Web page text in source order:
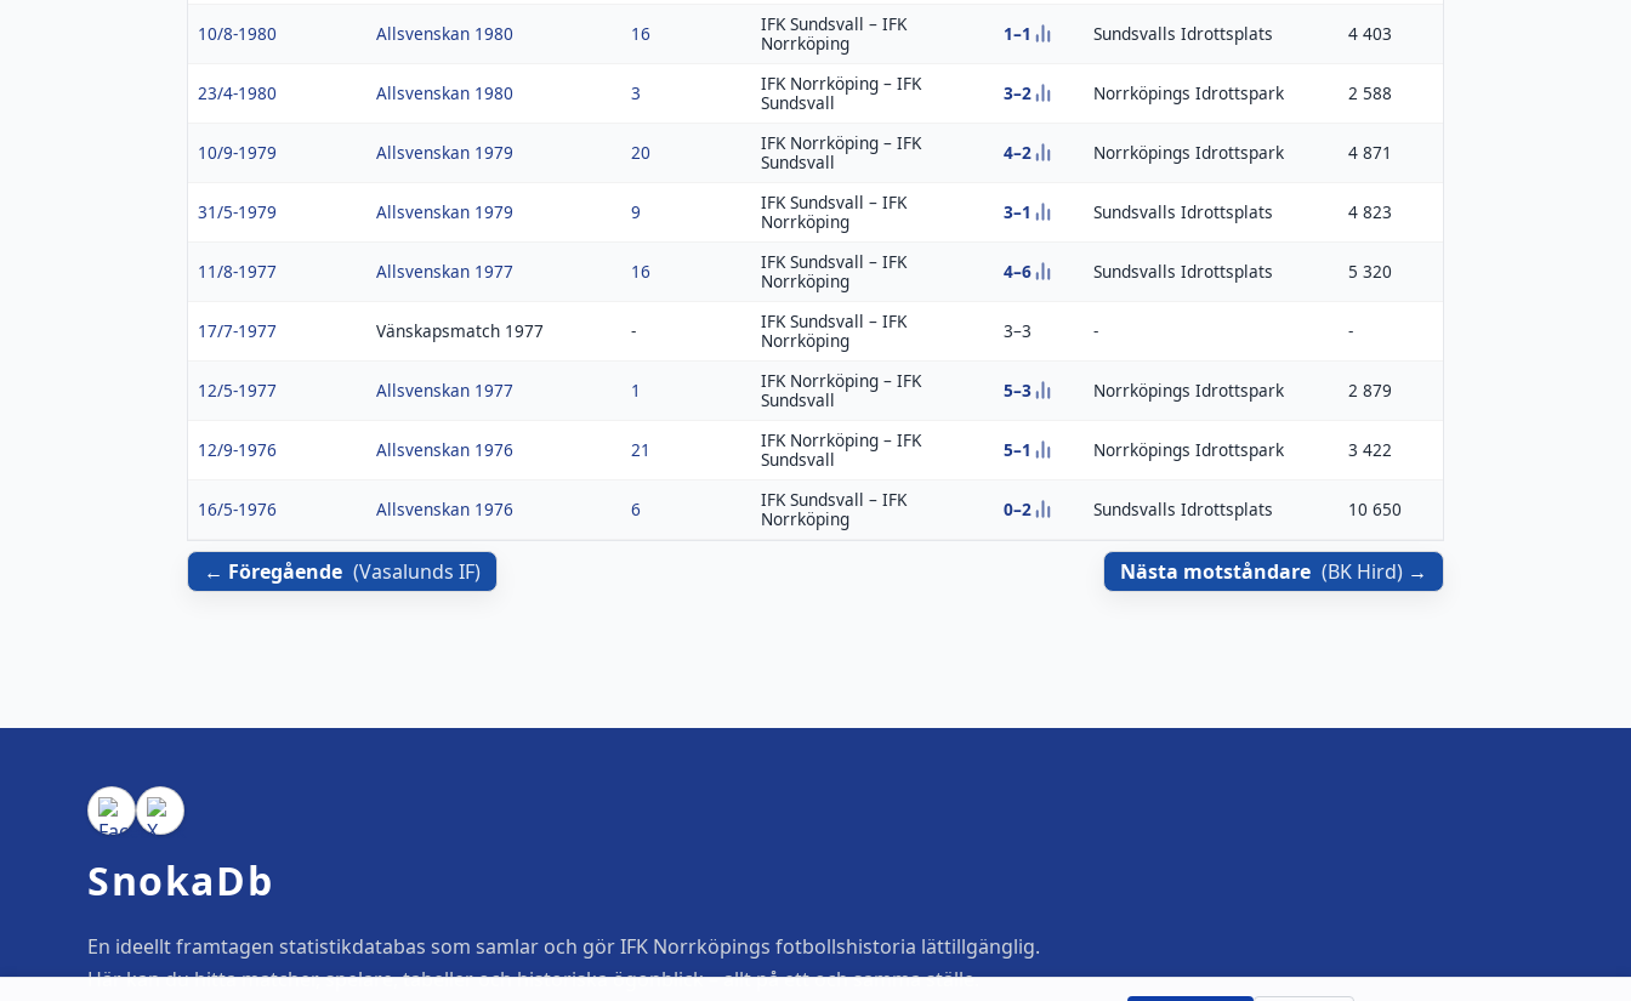
10/8-1980 Allsvenskan 1980 16 IFK Sundsvall – IFK
Norrköping
1–1 Sundsvalls Idrottsplats 4 403
23/4-1980 Allsvenskan 1980 3 IFK Norrköping – IFK
Sundsvall
3–2 Norrköpings Idrottspark 2 588
10/9-1979 Allsvenskan 1979 20 IFK Norrköping – IFK
Sundsvall
4–2 Norrköpings Idrottspark 4 871
31/5-1979 Allsvenskan 1979 9 IFK Sundsvall – IFK
Norrköping
3–1 Sundsvalls Idrottsplats 4 823
11/8-1977 Allsvenskan 1977 16 IFK Sundsvall – IFK
Norrköping
4–6 Sundsvalls Idrottsplats 5 320
17/7-1977 Vänskapsmatch 1977 - IFK Sundsvall – IFK
Norrköping
3–3 - -
12/5-1977 Allsvenskan 1977 1 IFK Norrköping – IFK
Sundsvall
5–3 Norrköpings Idrottspark 2 879
12/9-1976 Allsvenskan 1976 21 IFK Norrköping – IFK
Sundsvall
5–1 Norrköpings Idrottspark 3 422
16/5-1976 Allsvenskan 1976 6 IFK Sundsvall – IFK
Norrköping
0–2 Sundsvalls Idrottsplats 10 650
Föregående (Vasalunds IF) Nästa motståndare (BK Hird)
SnokaDb
En ideellt framtagen statistikdatabas som samlar och gör IFK Norrköpings fotbollshistoria lättillgänglig.
Här kan du hitta matcher, spelare, tabeller och historiska ögonblick – allt på ett och samma ställe.